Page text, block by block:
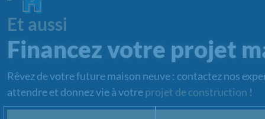
Et aussi
Financez votre projet
Rêvez de votre future maison neuve : contactez nos
attendre et donnez vie à votreprojet de construction !